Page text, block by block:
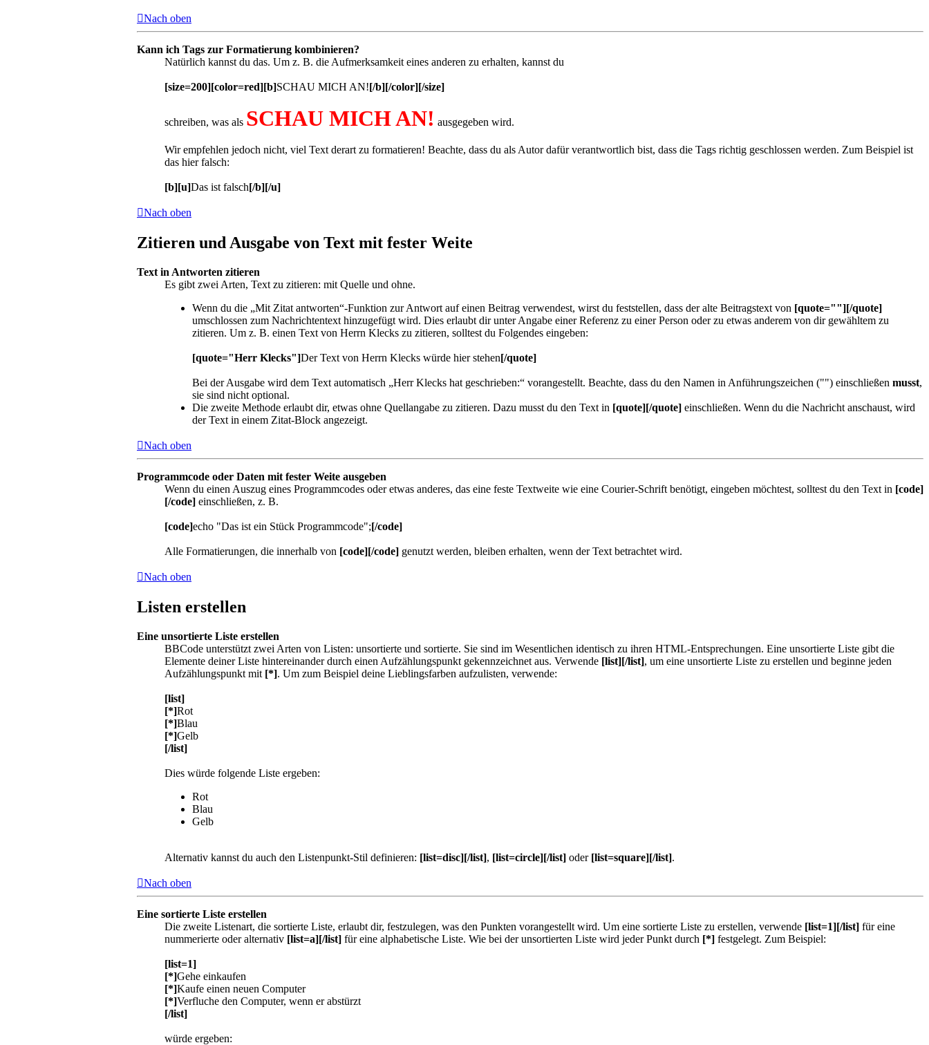
Nach oben
Kann ich Tags zur Formatierung kombinieren?
Natürlich kannst du das. Um z. B. die Aufmerksamkeit eines anderen zu erhalten, kannst du
[size=200][color=red][b]SCHAU MICH AN![/b][/color][/size]
schreiben, was als SCHAU MICH AN! ausgegeben wird.
Wir empfehlen jedoch nicht, viel Text derart zu formatieren! Beachte, dass du als Autor dafür verantwortlich bist, dass die Tags richtig geschlossen werden. Zum Beispiel ist
das hier falsch:
[b][u]Das ist falsch[/b][/u]
Nach oben
Zitieren und Ausgabe von Text mit fester Weite
Text in Antworten zitieren
Es gibt zwei Arten, Text zu zitieren: mit Quelle und ohne.
Wenn du die „Mit Zitat antworten“-Funktion zur Antwort auf einen Beitrag verwendest, wirst du feststellen, dass der alte Beitragstext von [quote=""][/quote]
umschlossen zum Nachrichtentext hinzugefügt wird. Dies erlaubt dir unter Angabe einer Referenz zu einer Person oder zu etwas anderem von dir gewähltem zu
zitieren. Um z. B. einen Text von Herrn Klecks zu zitieren, solltest du Folgendes eingeben:
[quote="Herr Klecks"]Der Text von Herrn Klecks würde hier stehen[/quote]
Bei der Ausgabe wird dem Text automatisch „Herr Klecks hat geschrieben:“ vorangestellt. Beachte, dass du den Namen in Anführungszeichen ("") einschließen musst,
sie sind nicht optional.
Die zweite Methode erlaubt dir, etwas ohne Quellangabe zu zitieren. Dazu musst du den Text in [quote][/quote] einschließen. Wenn du die Nachricht anschaust, wird
der Text in einem Zitat-Block angezeigt.
Nach oben
Programmcode oder Daten mit fester Weite ausgeben
Wenn du einen Auszug eines Programmcodes oder etwas anderes, das eine feste Textweite wie eine Courier-Schrift benötigt, eingeben möchtest, solltest du den Text in [code]
[/code] einschließen, z. B.
[code]echo "Das ist ein Stück Programmcode";[/code]
Alle Formatierungen, die innerhalb von [code][/code] genutzt werden, bleiben erhalten, wenn der Text betrachtet wird.
Nach oben
Listen erstellen
Eine unsortierte Liste erstellen
BBCode unterstützt zwei Arten von Listen: unsortierte und sortierte. Sie sind im Wesentlichen identisch zu ihren HTML-Entsprechungen. Eine unsortierte Liste gibt die
Elemente deiner Liste hintereinander durch einen Aufzählungspunkt gekennzeichnet aus. Verwende [list][/list], um eine unsortierte Liste zu erstellen und beginne jeden
Aufzählungspunkt mit [*]. Um zum Beispiel deine Lieblingsfarben aufzulisten, verwende:
[list]
[*]Rot
[*]Blau
[*]Gelb
[/list]
Dies würde folgende Liste ergeben:
Rot
Blau
Gelb
Alternativ kannst du auch den Listenpunkt-Stil definieren: [list=disc][/list], [list=circle][/list] oder [list=square][/list].
Nach oben
Eine sortierte Liste erstellen
Die zweite Listenart, die sortierte Liste, erlaubt dir, festzulegen, was den Punkten vorangestellt wird. Um eine sortierte Liste zu erstellen, verwende [list=1][/list] für eine
nummerierte oder alternativ [list=a][/list] für eine alphabetische Liste. Wie bei der unsortierten Liste wird jeder Punkt durch [*] festgelegt. Zum Beispiel:
[list=1]
[*]Gehe einkaufen
[*]Kaufe einen neuen Computer
[*]Verfluche den Computer, wenn er abstürzt
[/list]
würde ergeben: